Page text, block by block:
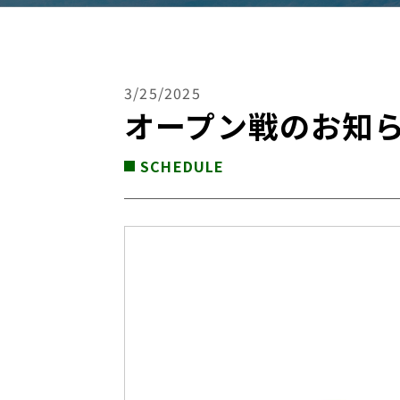
3/25/2025
オープン戦のお知
SCHEDULE